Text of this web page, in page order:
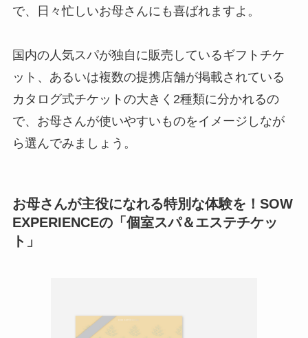
で、日々忙しいお母さんにも喜ばれますよ。
国内の人気スパが独自に販売しているギフトチケ
ット、あるいは複数の提携店舗が掲載されている
カタログ式チケットの大きく2種類に分かれるの
で、お母さんが使いやすいものをイメージしなが
ら選んでみましょう。
お母さんが主役になれる特別な体験を！SOW
EXPERIENCEの「個室スパ＆エステチケッ
ト」